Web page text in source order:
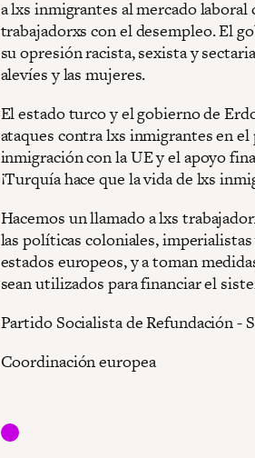
a lxs inmigrantes al mercado laboral
trabajadorxs con el desempleo. El
su opresión racista, sexista y
alevíes y las mujeres.
El estado turco y el gobierno de
ataques contra lxs inmigrantes en
inmigración con la UE y el apoyo
¡Turquía hace que la vida de lxs
Hacemos un llamado a lxs
las políticas coloniales,
estados europeos, y a toman
sean utilizados para financiar el
Partido Socialista de Refundación -
Coordinación europea